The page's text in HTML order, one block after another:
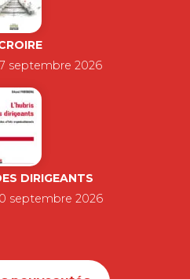
septembre 2026
DIRIGEANTS
septembre 2026